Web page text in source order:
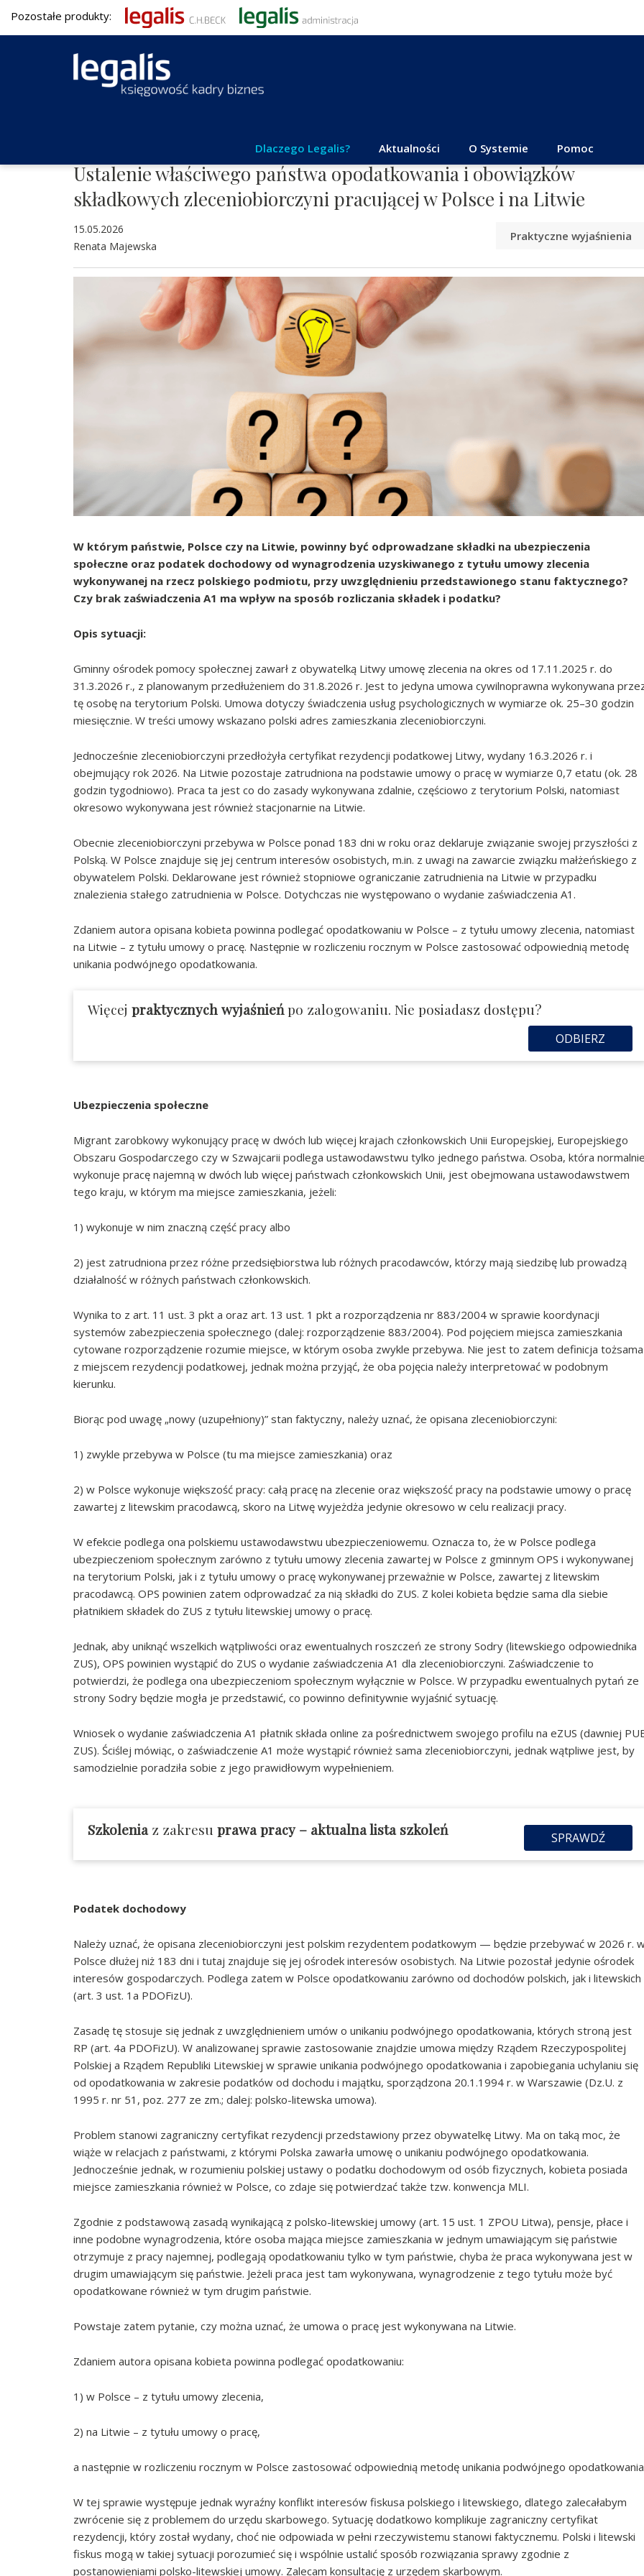
Pozostałe produkty:
Dlaczego Legalis? Aktualności O Systemie Pomoc
Ustalenie właściwego państwa opodatkowania i obowiązków
składkowych zleceniobiorczyni pracującej w Polsce i na Litwie
15.05.2026
Renata Majewska
Praktyczne wyjaśnienia
W którym państwie, Polsce czy na Litwie, powinny być odprowadzane składki na ubezpieczenia
społeczne oraz podatek dochodowy od wynagrodzenia uzyskiwanego z tytułu umowy zlecenia
wykonywanej na rzecz polskiego podmiotu, przy uwzględnieniu przedstawionego stanu faktycznego?
Czy brak zaświadczenia A1 ma wpływ na sposób rozliczania składek i podatku?
Opis sytuacji:
Gminny ośrodek pomocy społecznej zawarł z obywatelką Litwy umowę zlecenia na okres od 17.11.2025 r. do
31.3.2026 r., z planowanym przedłużeniem do 31.8.2026 r. Jest to jedyna umowa cywilnoprawna wykonywana
tę osobę na terytorium Polski. Umowa dotyczy świadczenia usług psychologicznych w wymiarze ok. 25–30 godzin
miesięcznie. W treści umowy wskazano polski adres zamieszkania zleceniobiorczyni.
Jednocześnie zleceniobiorczyni przedłożyła certyfikat rezydencji podatkowej Litwy, wydany 16.3.2026 r. i
obejmujący rok 2026. Na Litwie pozostaje zatrudniona na podstawie umowy o pracę w wymiarze 0,7 etatu (ok. 28
godzin tygodniowo). Praca ta jest co do zasady wykonywana zdalnie, częściowo z terytorium Polski, natomiast
okresowo wykonywana jest również stacjonarnie na Litwie.
Obecnie zleceniobiorczyni przebywa w Polsce ponad 183 dni w roku oraz deklaruje związanie swojej przyszłości z
Polską. W Polsce znajduje się jej centrum interesów osobistych, m.in. z uwagi na zawarcie związku małżeńskiego z
obywatelem Polski. Deklarowane jest również stopniowe ograniczanie zatrudnienia na Litwie w przypadku
znalezienia stałego zatrudnienia w Polsce. Dotychczas nie występowano o wydanie zaświadczenia A1.
Zdaniem autora opisana kobieta powinna podlegać opodatkowaniu w Polsce – z tytułu umowy zlecenia, natomiast
na Litwie – z tytułu umowy o pracę. Następnie w rozliczeniu rocznym w Polsce zastosować odpowiednią metodę
unikania podwójnego opodatkowania.
Więcej praktycznych wyjaśnieńpo zalogowaniu. Nie posiadasz dostępu?
ODBIERZ
Ubezpieczenia społeczne
Migrant zarobkowy wykonujący pracę w dwóch lub więcej krajach członkowskich Unii Europejskiej, Europejskiego
Obszaru Gospodarczego czy w Szwajcarii podlega ustawodawstwu tylko jednego państwa. Osoba, która
wykonuje pracę najemną w dwóch lub więcej państwach członkowskich Unii, jest obejmowana ustawodawstwem
tego kraju, w którym ma miejsce zamieszkania, jeżeli:
1) wykonuje w nim znaczną część pracy albo
2) jest zatrudniona przez różne przedsiębiorstwa lub różnych pracodawców, którzy mają siedzibę lub prowadzą
działalność w różnych państwach członkowskich.
Wynika to z art. 11 ust. 3 pkt a oraz art. 13 ust. 1 pkt a rozporządzenia nr 883/2004 w sprawie koordynacji
systemów zabezpieczenia społecznego (dalej: rozporządzenie 883/2004). Pod pojęciem miejsca zamieszkania
cytowane rozporządzenie rozumie miejsce, w którym osoba zwykle przebywa. Nie jest to zatem definicja tożsama
z miejscem rezydencji podatkowej, jednak można przyjąć, że oba pojęcia należy interpretować w podobnym
kierunku.
Biorąc pod uwagę „nowy (uzupełniony)” stan faktyczny, należy uznać, że opisana zleceniobiorczyni:
1) zwykle przebywa w Polsce (tu ma miejsce zamieszkania) oraz
2) w Polsce wykonuje większość pracy: całą pracę na zlecenie oraz większość pracy na podstawie umowy o pracę
zawartej z litewskim pracodawcą, skoro na Litwę wyjeżdża jedynie okresowo w celu realizacji pracy.
W efekcie podlega ona polskiemu ustawodawstwu ubezpieczeniowemu. Oznacza to, że w Polsce podlega
ubezpieczeniom społecznym zarówno z tytułu umowy zlecenia zawartej w Polsce z gminnym OPS i wykonywanej
na terytorium Polski, jak i z tytułu umowy o pracę wykonywanej przeważnie w Polsce, zawartej z litewskim
pracodawcą. OPS powinien zatem odprowadzać za nią składki do ZUS. Z kolei kobieta będzie sama dla siebie
płatnikiem składek do ZUS z tytułu litewskiej umowy o pracę.
Jednak, aby uniknąć wszelkich wątpliwości oraz ewentualnych roszczeń ze strony Sodry (litewskiego odpowiednika
ZUS), OPS powinien wystąpić do ZUS o wydanie zaświadczenia A1 dla zleceniobiorczyni. Zaświadczenie to
potwierdzi, że podlega ona ubezpieczeniom społecznym wyłącznie w Polsce. W przypadku ewentualnych pytań ze
strony Sodry będzie mogła je przedstawić, co powinno definitywnie wyjaśnić sytuację.
Wniosek o wydanie zaświadczenia A1 płatnik składa online za pośrednictwem swojego profilu na eZUS (dawniej
ZUS). Ściślej mówiąc, o zaświadczenie A1 może wystąpić również sama zleceniobiorczyni, jednak wątpliwe jest, by
samodzielnie poradziła sobie z jego prawidłowym wypełnieniem.
Szkoleniaz zakresu prawa pracy– aktualna lista szkoleń SPRAWDŹ
Podatek dochodowy
Należy uznać, że opisana zleceniobiorczyni jest polskim rezydentem podatkowym — będzie przebywać w 2026 r.
Polsce dłużej niż 183 dni i tutaj znajduje się jej ośrodek interesów osobistych. Na Litwie pozostał jedynie ośrodek
interesów gospodarczych. Podlega zatem w Polsce opodatkowaniu zarówno od dochodów polskich, jak i litewskich
(art. 3 ust. 1a PDOFizU).
Zasadę tę stosuje się jednak z uwzględnieniem umów o unikaniu podwójnego opodatkowania, których stroną jest
RP (art. 4a PDOFizU). W analizowanej sprawie zastosowanie znajdzie umowa między Rządem Rzeczypospolitej
Polskiej a Rządem Republiki Litewskiej w sprawie unikania podwójnego opodatkowania i zapobiegania uchylaniu się
od opodatkowania w zakresie podatków od dochodu i majątku, sporządzona 20.1.1994 r. w Warszawie (Dz.U. z
1995 r. nr 51, poz. 277 ze zm.; dalej: polsko-litewska umowa).
Problem stanowi zagraniczny certyfikat rezydencji przedstawiony przez obywatelkę Litwy. Ma on taką moc, że
wiąże w relacjach z państwami, z którymi Polska zawarła umowę o unikaniu podwójnego opodatkowania.
Jednocześnie jednak, w rozumieniu polskiej ustawy o podatku dochodowym od osób fizycznych, kobieta posiada
miejsce zamieszkania również w Polsce, co zdaje się potwierdzać także tzw. konwencja MLI.
Zgodnie z podstawową zasadą wynikającą z polsko-litewskiej umowy (art. 15 ust. 1 ZPOU Litwa), pensje, płace i
inne podobne wynagrodzenia, które osoba mająca miejsce zamieszkania w jednym umawiającym się państwie
otrzymuje z pracy najemnej, podlegają opodatkowaniu tylko w tym państwie, chyba że praca wykonywana jest w
drugim umawiającym się państwie. Jeżeli praca jest tam wykonywana, wynagrodzenie z tego tytułu może być
opodatkowane również w tym drugim państwie.
Powstaje zatem pytanie, czy można uznać, że umowa o pracę jest wykonywana na Litwie.
Zdaniem autora opisana kobieta powinna podlegać opodatkowaniu:
1) w Polsce – z tytułu umowy zlecenia,
2) na Litwie – z tytułu umowy o pracę,
a następnie w rozliczeniu rocznym w Polsce zastosować odpowiednią metodę unikania podwójnego
W tej sprawie występuje jednak wyraźny konflikt interesów fiskusa polskiego i litewskiego, dlatego zalecałabym
zwrócenie się z problemem do urzędu skarbowego. Sytuację dodatkowo komplikuje zagraniczny certyfikat
rezydencji, który został wydany, choć nie odpowiada w pełni rzeczywistemu stanowi faktycznemu. Polski i litewski
fiskus mogą w takiej sytuacji porozumieć się i wspólnie ustalić sposób rozwiązania sprawy zgodnie z
postanowieniami polsko-litewskiej umowy. Zalecam konsultację z urzędem skarbowym.